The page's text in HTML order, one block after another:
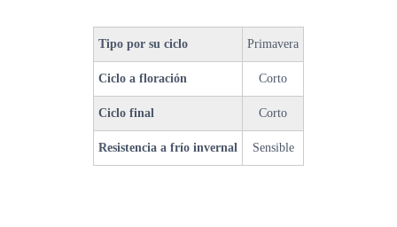
Tipo por su ciclo Primavera
Ciclo a floración Corto
Ciclo final Corto
Resistencia a frío invernal Sensible